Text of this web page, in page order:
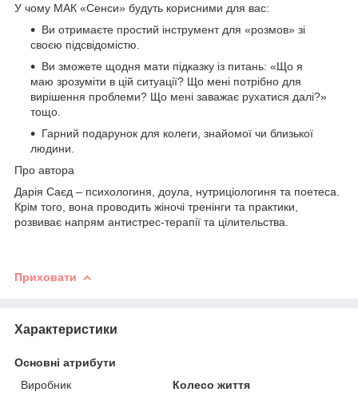
У чому МАК «Сенси» будуть корисними для вас:
Ви отримаєте простий інструмент для «розмов» зі
своєю підсвідомістю.
Ви зможете щодня мати підказку із питань: «Що я
маю зрозуміти в цій ситуації? Що мені потрібно для
вирішення проблеми? Що мені заважає рухатися далі?»
тощо.
Гарний подарунок для колеги, знайомої чи близької
людини.
Про автора
Дарія Саєд – психологиня, доула, нутриціологиня та поетеса.
Крім того, вона проводить жіночі тренінги та практики,
розвиває напрям антистрес-терапії та цілительства.
Приховати
Характеристики
Основні атрибути
Виробник
Колесо життя